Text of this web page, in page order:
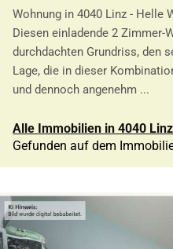
Wohnung in 4040 Linz - Helle
Diesen einladende 2 Zimmer-
durchdachten Grundriss, den
Lage, die in dieser
und dennoch angenehm ...
Alle Immobilien in 4040 Linz
Gefunden auf dem